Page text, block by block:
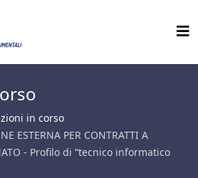
in corso
ESTERNA PER CONTRATTI A
- Profilo di “tecnico informatico